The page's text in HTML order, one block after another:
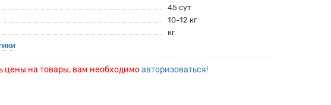
45 сут
10-12 кг
кг
цены на товары, вам необходимоавторизоваться!